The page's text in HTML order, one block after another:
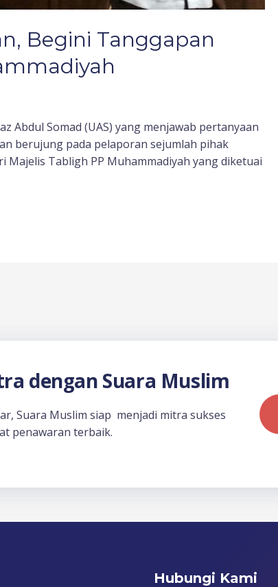
Begini Tanggapan
Abdul Somad (UAS) yang menjawab pertanyaan
berujung pada pelaporan sejumlah pihak
Majelis Tabligh PP Muhammadiyah yang diketuai
dengan Suara Muslim
Suara Muslim siap menjadi mitra sukses
penawaran terbaik.
Hubungi Kami